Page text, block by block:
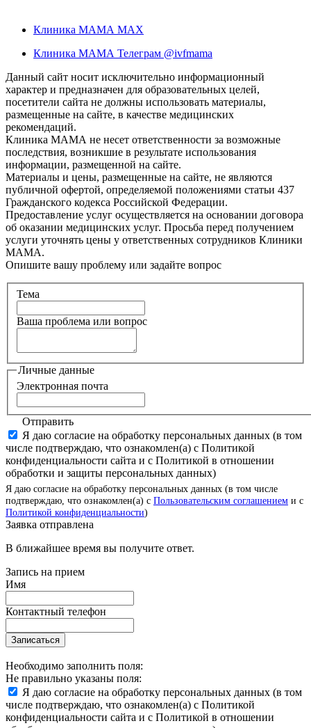
Клиника МАМА MAX
Клиника МАМА Телеграм @ivfmama
Данный сайт носит исключительно информационный
характер и предназначен для образовательных целей,
посетители сайта не должны использовать материалы,
размещенные на сайте, в качестве медицинских
рекомендаций.
Клиника МАМА не несет ответственности за возможные
последствия, возникшие в результате использования
информации, размещенной на сайте.
Материалы и цены, размещенные на сайте, не являются
публичной офертой, определяемой положениями статьи 437
Гражданского кодекса Российской Федерации.
Предоставление услуг осуществляется на основании договора
об оказании медицинских услуг. Просьба перед получением
услуги уточнять цены у ответственных сотрудников Клиники
МАМА.
Опишите вашу проблему или задайте вопрос
Тема
Ваша проблема или вопрос
Личные данные
Электронная почта
Отправить
Я даю согласие на обработку персональных данных (в том
числе подтверждаю, что ознакомлен(а) с Политикой
конфиденциальности сайта и с Политикой в отношении
обработки и защиты персональных данных)
Я даю согласие на обработку персональных данных (в том числе
подтверждаю, что ознакомлен(а) с Пользовательским соглашением и с
Политикой конфиденциальности)
Заявка отправлена
В ближайшее время вы получите ответ.
Запись на прием
Имя
Контактный телефон
Записаться
Необходимо заполнить поля:
Не правильно указаны поля:
Я даю согласие на обработку персональных данных (в том
числе подтверждаю, что ознакомлен(а) с Политикой
конфиденциальности сайта и с Политикой в отношении